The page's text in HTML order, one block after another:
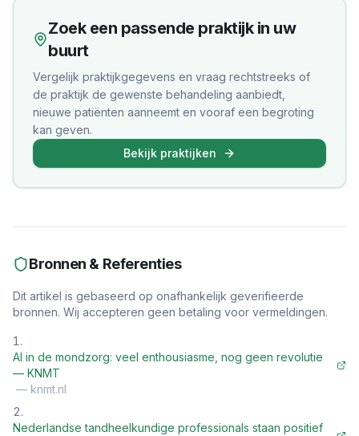
Zoek een passende praktijk in uw
buurt
Vergelijk praktijkgegevens en vraag rechtstreeks of
de praktijk de gewenste behandeling aanbiedt,
nieuwe patiënten aanneemt en vooraf een begroting
kan geven.
Bekijk praktijken
Bronnen & Referenties
Dit artikel is gebaseerd op onafhankelijk geverifieerde
bronnen. Wij accepteren geen betaling voor vermeldingen.
AI in de mondzorg: veel enthousiasme, nog geen revolutie
— KNMT
— knmt.nl
Nederlandse tandheelkundige professionals staan positief